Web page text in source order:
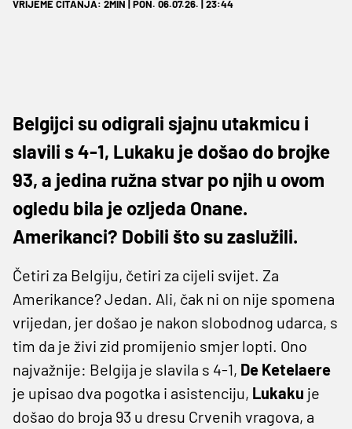
VRIJEME ČITANJA: 2MIN | PON. 06.07.26. | 23:44
Belgijci su odigrali sjajnu utakmicu i
slavili s 4-1, Lukaku je došao do brojke
93, a jedina ružna stvar po njih u ovom
ogledu bila je ozljeda Onane.
Amerikanci? Dobili što su zaslužili.
Četiri za Belgiju, četiri za cijeli svijet. Za
Amerikance? Jedan. Ali, čak ni on nije spomena
vrijedan, jer došao je nakon slobodnog udarca, s
tim da je živi zid promijenio smjer lopti. Ono
najvažnije: Belgija je slavila s 4-1, De Ketelaere
je upisao dva pogotka i asistenciju, Lukaku je
došao do broja 93 u dresu Crvenih vragova, a